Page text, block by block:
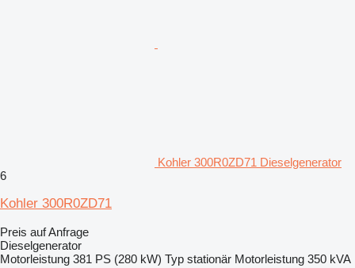
Kohler 300R0ZD71 Dieselgenerator
6
Kohler 300R0ZD71
Preis auf Anfrage
Dieselgenerator
Motorleistung 381 PS (280 kW) Typ stationär Motorleistung 350 kVA